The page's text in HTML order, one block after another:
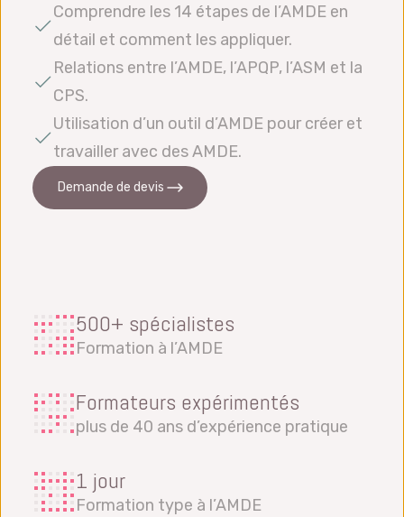
Comprendre les 14 étapes de l’AMDE en
détail et comment les appliquer.
Relations entre l’AMDE, l’APQP, l’ASM et la
CPS.
Utilisation d’un outil d’AMDE pour créer et
travailler avec des AMDE.
Demande de devis
500+ spécialistes
Formation à l’AMDE
Formateurs expérimentés
plus de 40 ans d’expérience pratique
1 jour
Formation type à l’AMDE